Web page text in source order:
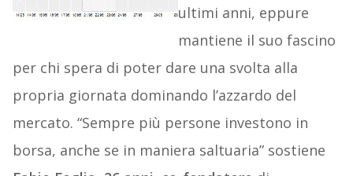
ultimi anni, eppure
mantiene il suo fascino
per chi spera di poter dare una svolta alla
propria giornata dominando l’azzardo del
mercato. “Sempre più persone investono in
borsa, anche se in maniera saltuaria” sostiene